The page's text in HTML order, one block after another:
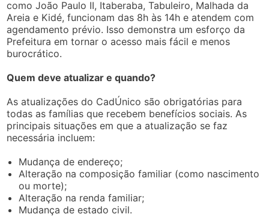
como João Paulo II, Itaberaba, Tabuleiro, Malhada da
Areia e Kidé, funcionam das 8h às 14h e atendem com
agendamento prévio. Isso demonstra um esforço da
Prefeitura em tornar o acesso mais fácil e menos
burocrático.
Quem deve atualizar e quando?
As atualizações do CadÚnico são obrigatórias para
todas as famílias que recebem benefícios sociais. As
principais situações em que a atualização se faz
necessária incluem:
Mudança de endereço;
Alteração na composição familiar (como nascimento
ou morte);
Alteração na renda familiar;
Mudança de estado civil.